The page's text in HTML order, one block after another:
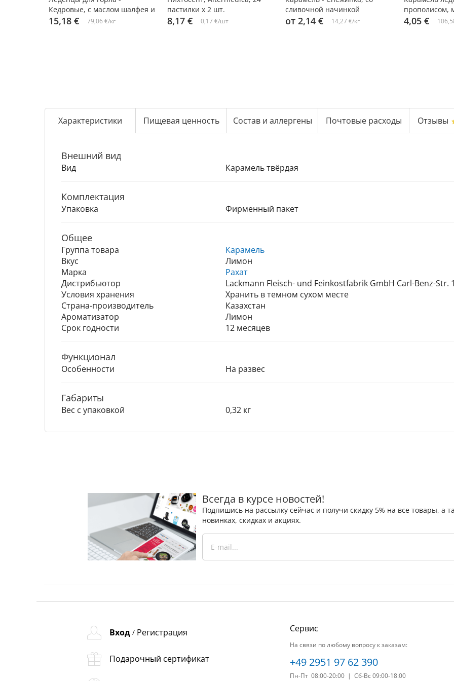
Кедровые, с маслом шалфея и
прополисом, Радоград, 3,2 г х
15,18 € 79,06 €/кг
пастилки х 2 шт.
8,17 € 0,17 €/шт
сливочной начинкой
от 2,14 € 14,27 €/кг
прополисом,
мелиссой ,
4,05 €
Характеристики Пищевая ценность Состав и аллергены Почтовые расходы Отзывы
Внешний вид
Вид Карамель твёрдая
Комплектация
Упаковка Фирменный пакет
Общее
Группа товара
Карамель
Вкус
Лимон
Марка
Рахат
Дистрибьютор
Lackmann Fleisch- und Feinkostfabrik GmbH Carl-Benz-Str.
Условия хранения
Хранить в темном сухом месте
Страна-производитель
Казахстан
Ароматизатор
Лимон
Срок годности
12 месяцев
Функционал
Особенности На развес
Габариты
Вес с упаковкой 0,32 кг
Всегда в курсе новостей!
Подпишись на рассылку сейчас и получи скидку 5% на все товары,
новинках, скидках и акциях.
Вход / Регистрация
Подарочный сертификат
Сервис
На связи по любому вопросу к заказам:
+49 2951 97 62 390
Пн-Пт 08:00-20:00 | Сб-Вс 09:00-18:00